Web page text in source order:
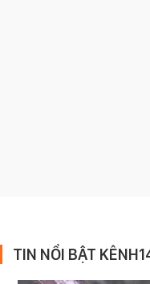
TIN NỔI BẬT